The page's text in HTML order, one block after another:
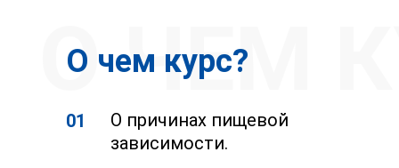
О ЧЕМ
О чем курс?
О причинах пищевой
зависимости.
01